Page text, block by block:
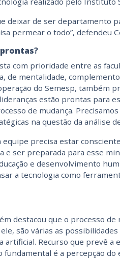
deixar de ser departamento
permear o todo”, defendeu
?
com prioridade entre as
de mentalidade,
do Semesp, também
estão prontas para
de mudança.
na questão da análise
equipe precisa estar
e ser preparada para esse
e desenvolvimento
a tecnologia como
destacou que o processo
são várias as
artificial. Recurso que prevê a
fundamental é a percepção do